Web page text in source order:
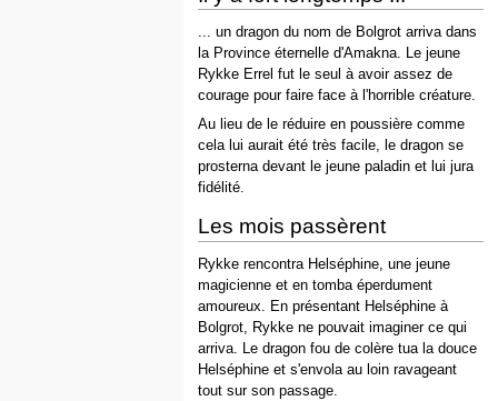
... un dragon du nom de Bolgrot arriva dans
la Province éternelle d'Amakna. Le jeune
Rykke Errel fut le seul à avoir assez de
courage pour faire face à l'horrible créature.
Au lieu de le réduire en poussière comme
cela lui aurait été très facile, le dragon se
prosterna devant le jeune paladin et lui jura
fidélité.
Les mois passèrent
Rykke rencontra Helséphine, une jeune
magicienne et en tomba éperdument
amoureux. En présentant Helséphine à
Bolgrot, Rykke ne pouvait imaginer ce qui
arriva. Le dragon fou de colère tua la douce
Helséphine et s'envola au loin ravageant
tout sur son passage.